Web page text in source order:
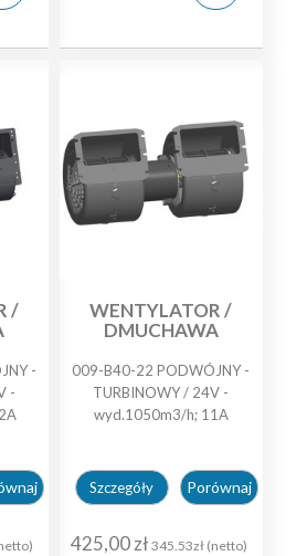
/
-
-
WENTYLATOR /
DMUCHAWA
009-B40-22 PODWÓJNY -
TURBINOWY / 24V -
wyd.1050m3/h; 11A
Szczegóły Porównaj
425,00 zł 345.53zł (netto)